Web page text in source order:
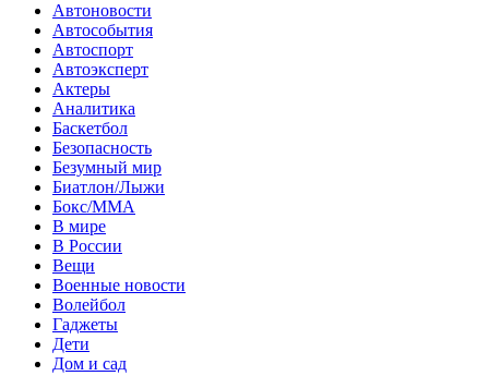
Автоновости
Автособытия
Автоспорт
Автоэксперт
Актеры
Аналитика
Баскетбол
Безопасность
Безумный мир
Биатлон/Лыжи
Бокс/MMA
В мире
В России
Вещи
Военные новости
Волейбол
Гаджеты
Дети
Дом и сад